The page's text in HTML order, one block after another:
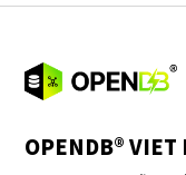
OPENDB® VIET